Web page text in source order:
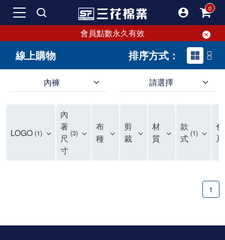
會員點數永久有效
線上購物 排序方式：
內褲 請選擇
LOGO 1
內
著
尺
寸
3
布
種
剪
裁
材
質
款
式 1
色
系
1